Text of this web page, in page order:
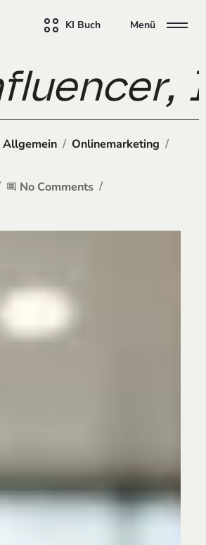
KI Buch Menü
Allgemein / Onlinemarketing /
comment No Comments